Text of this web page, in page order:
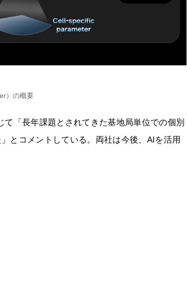
）の概要
「長年課題とされてきた基地局単位での個別
とコメントしている。両社は今後、AIを活用